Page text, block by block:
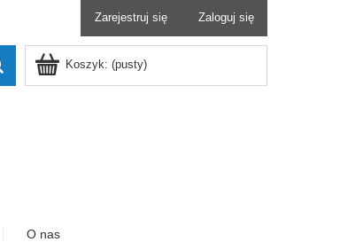
Zarejestruj się Zaloguj się
Koszyk: (pusty)
O nas